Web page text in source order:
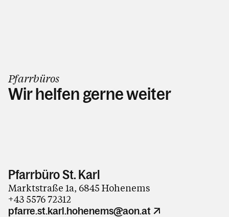
Pfarrbüros
Wir helfen gerne weiter
Pfarrbüro St. Karl
Marktstraße 1a, 6845 Hohenems
+43 5576 72312
pfarre.st.karl.hohenems@aon.at